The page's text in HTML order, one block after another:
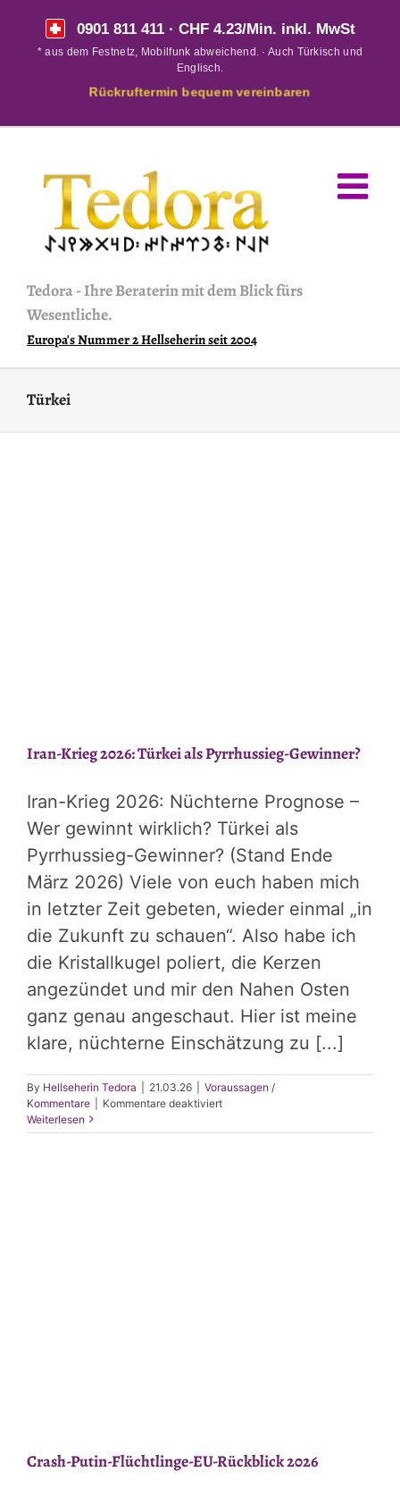
0901 811 411· CHF 4.23/Min. inkl. MwSt
* aus dem Festnetz, Mobilfunk abweichend. · Auch Türkisch und
Englisch.
Rückruftermin bequem vereinbaren
Tedora-Ihre Beraterin mit dem Blick fürs
Wesentliche.
Europa's Nummer 2 Hellseherin seit 2004
Türkei
Iran-Krieg 2026: Türkei als Pyrrhussieg-Gewinner?
Iran-Krieg 2026: Nüchterne Prognose –
Wer gewinnt wirklich? Türkei als
Pyrrhussieg-Gewinner? (Stand Ende
März 2026) Viele von euch haben mich
in letzter Zeit gebeten, wieder einmal „in
die Zukunft zu schauen“. Also habe ich
die Kristallkugel poliert, die Kerzen
angezündet und mir den Nahen Osten
ganz genau angeschaut. Hier ist meine
klare, nüchterne Einschätzung zu [...]
By Hellseherin Tedora 21.03.26
Voraussagen /
Kommentare
Kommentare deaktiviertfür
Krieg
Weiterlesen
Crash-Putin-Flüchtlinge-EU-Rückblick 2026